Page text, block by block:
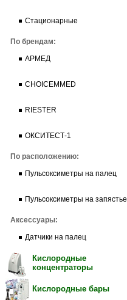
Стационарные
По брендам:
АРМЕД
CHOICEMMED
RIESTER
ОКСИТЕСТ-1
По расположению:
Пульсоксиметры на палец
Пульсоксиметры на запястье
Аксессуары:
Датчики на палец
Кислородные
концентраторы
Кислородные бары